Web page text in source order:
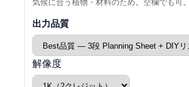
気候に合う植物・材料のため。空欄でも可。
出力品質
解像度